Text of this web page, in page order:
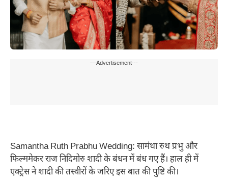
---Advertisement---
Samantha Ruth Prabhu Wedding: सामंथा रुथ प्रभु और
फिल्ममेकर राज निदिमोरु शादी के बंधन में बंध गए हैं। हाल ही में
एक्ट्रेस ने शादी की तस्वीरों के जरिए इस बात की पुष्टि की।